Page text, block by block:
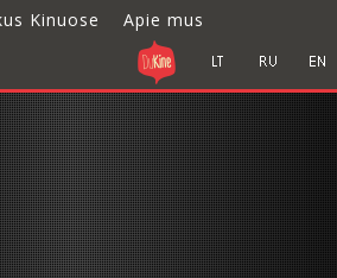
Kinuose Apie mus